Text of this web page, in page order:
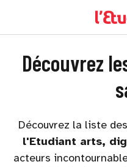
Découvrez
Découvrez la liste
l'Etudiant arts,
acteurs